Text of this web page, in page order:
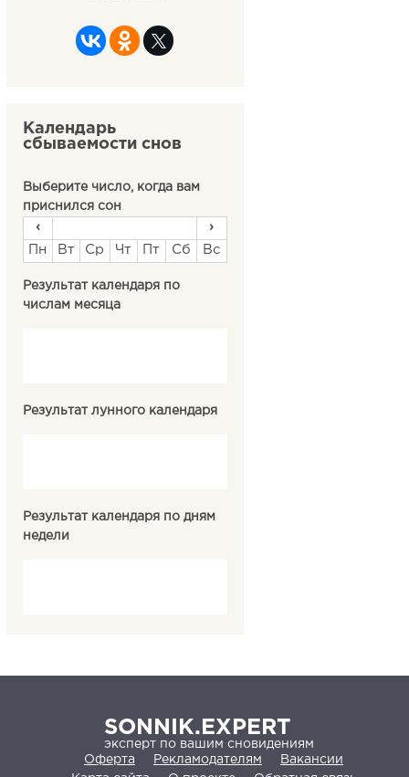
Календарь
сбываемости снов
Выберите число, когда вам
приснился сон
‹
›
Пн
Вт Ср Чт Пт Сб Вс
Результат календаря по
числам месяца
Результат лунного календаря
Результат календаря по дням
недели
SONNIK.EXPERT
эксперт по вашим сновидениям
Оферта
Рекламодателям
Вакансии